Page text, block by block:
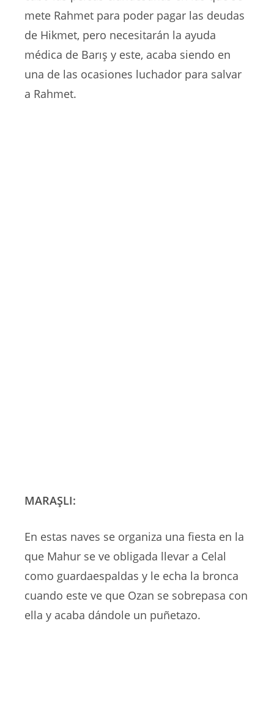
mete Rahmet para poder pagar las deudas
de Hikmet, pero necesitarán la ayuda
médica de Barış y este, acaba siendo en
una de las ocasiones luchador para salvar
a Rahmet.
MARAŞLI:
En estas naves se organiza una fiesta en la
que Mahur se ve obligada llevar a Celal
como guardaespaldas y le echa la bronca
cuando este ve que Ozan se sobrepasa con
ella y acaba dándole un puñetazo.